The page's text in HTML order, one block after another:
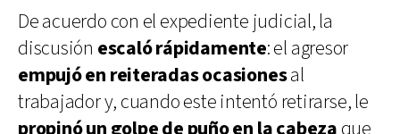
De acuerdo con el expediente judicial, la
discusión escaló rápidamente: el agresor
empujó en reiteradas ocasionesal
trabajador y, cuando este intentó retirarse, le
propinó un golpe de puño en la cabeza que